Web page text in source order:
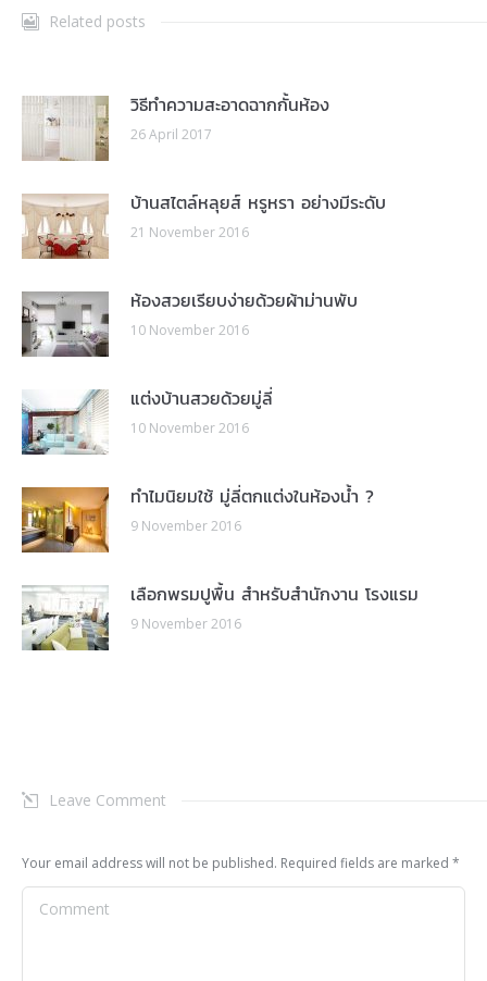
Related posts
วิธีทำความสะอาดฉากกั้นห้อง
26 April 2017
บ้านสไตล์หลุยส์ หรูหรา อย่างมีระดับ
21 November 2016
ห้องสวยเรียบง่ายด้วยผ้าม่านพับ
10 November 2016
แต่งบ้านสวยด้วยมู่ลี่
10 November 2016
ทำไมนิยมใช้ มู่ลี่ตกแต่งในห้องน้ำ ?
9 November 2016
เลือกพรมปูพื้น สำหรับสำนักงาน โรงแรม
9 November 2016
Leave Comment
Your email address will not be published. Required fields are marked *
Comment